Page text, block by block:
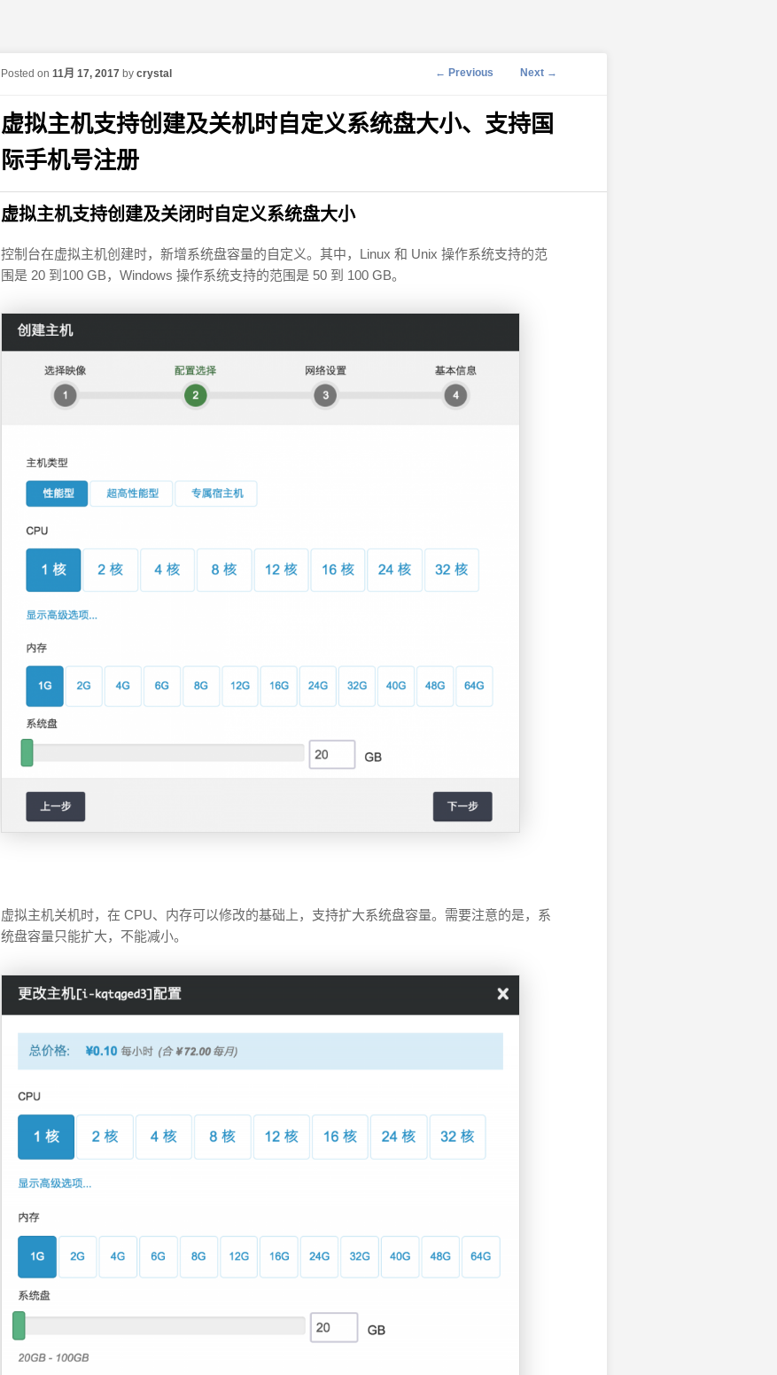
Post navigation
← Previous Next →
虚拟主机支持创建及关机时自定义系统盘大小、支持国
际手机号注册
Posted on11月 17, 2017 bycrystal
虚拟主机支持创建及关闭时自定义系统盘大小
控制台在虚拟主机创建时，新增系统盘容量的自定义。其中，Linux 和 Unix 操作系统支持的范
围是 20 到100 GB，Windows 操作系统支持的范围是 50 到 100 GB。
虚拟主机关机时，在 CPU、内存可以修改的基础上，支持扩大系统盘容量。需要注意的是，系
统盘容量只能扩大，不能减小。